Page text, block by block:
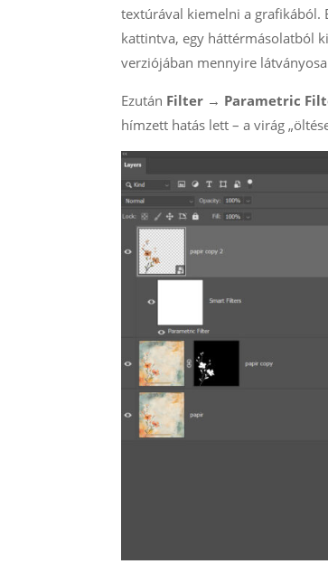
textúrával kiemelni a grafikából.
kattintva, egy háttérmásolatból
verziójában mennyire
Ezután Filter → Parametric
hímzett hatás lett – a virág